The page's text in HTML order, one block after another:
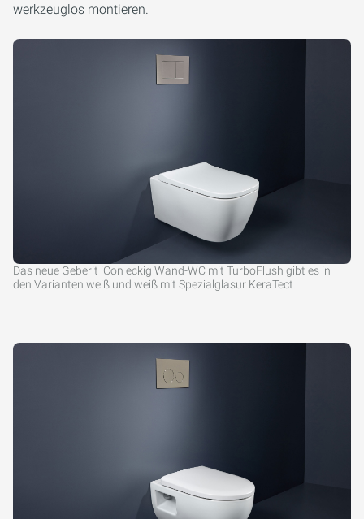
werkzeuglos montieren.
Das neue Geberit iCon eckig Wand-WC mit TurboFlush gibt es in
den Varianten weiß und weiß mit Spezialglasur KeraTect.